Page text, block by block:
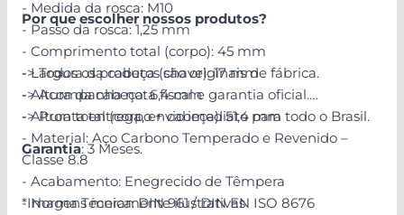
- Medida da rosca: M10
- Passo da rosca: 1,25 mm
- Comprimento total (corpo): 45 mm
- Largura da cabeça (chave): 17 mm
- Altura da cabeça: 6,4 mm
- Altura total (corpo + cabeça): 51,4 mm
- Material: Aço Carbono Temperado e Revenido –
Classe 8.8
- Acabamento: Enegrecido de Têmpera
- Norma Técnica: DIN 961 / DIN EN ISO 8676
Por que escolher nossos produtos?
-> Todos os produtos são originais de fábrica.
-> Acompanha nota fiscal e garantia oficial.
-> Pronta entrega, envio imediato para todo o Brasil.
Garantia: 3 Meses.
*Imagens meramente ilustrativas